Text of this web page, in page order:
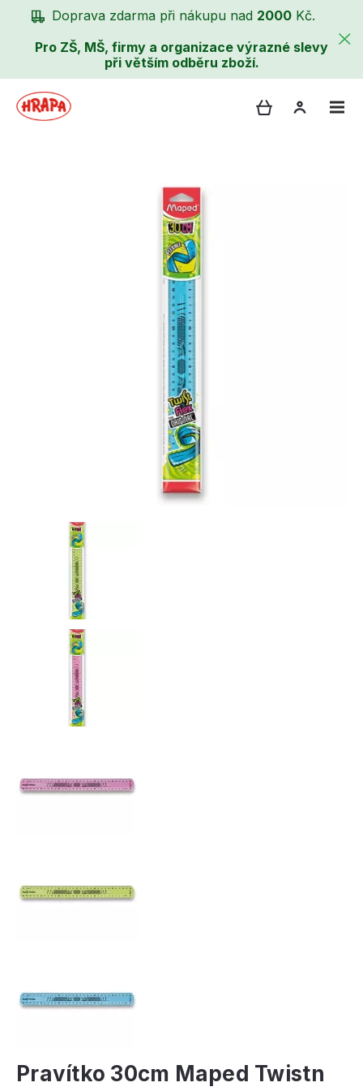
Doprava zdarma při nákupu nad 2000 Kč.
Pro ZŠ, MŠ, firmy a organizace výrazné slevy
při větším odběru zboží.
Pravítko 30cm Maped Twistn